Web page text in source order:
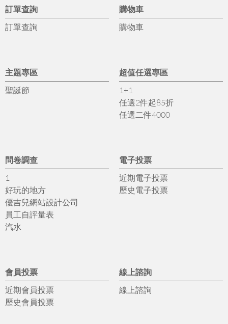
訂單查詢
訂單查詢
購物車
購物車
主題專區
聖誕節
超值任選專區
1+1
任選2件起85折
任選二件4000
問卷調查
1
好玩的地方
優吉兒網站設計公司
員工自評量表
汽水
電子投票
近期電子投票
歷史電子投票
會員投票
近期會員投票
歷史會員投票
線上諮詢
線上諮詢